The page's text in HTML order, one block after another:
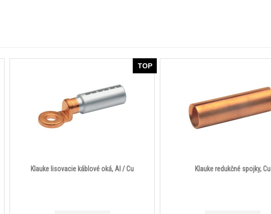
TOP
Klauke lisovacie káblové oká, Al / Cu Klauke redukčné spojky, Cu